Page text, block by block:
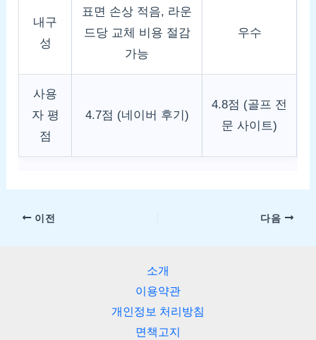
내구
성
표면 손상 적음, 라운
드당 교체 비용 절감
가능
우수
사용
자 평
점
4.7점 (네이버 후기)
4.8점 (골프 전
문 사이트)
이전 다음
소개
이용약관
개인정보 처리방침
면책고지